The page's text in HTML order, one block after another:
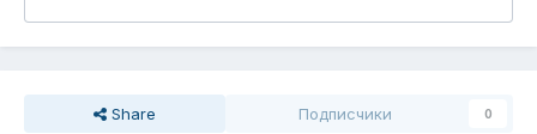
Share Подписчики 0